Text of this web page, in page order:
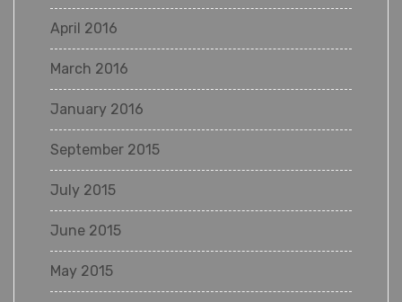
April 2016
March 2016
January 2016
September 2015
July 2015
June 2015
May 2015